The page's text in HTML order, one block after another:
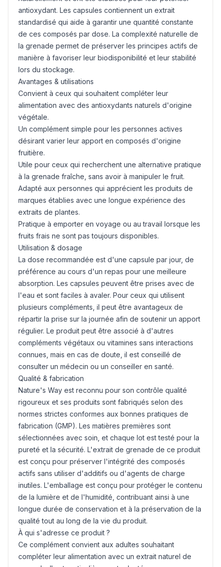
antioxydant. Les capsules contiennent un extrait
standardisé qui aide à garantir une quantité constante
de ces composés par dose. La complexité naturelle de
la grenade permet de préserver les principes actifs de
manière à favoriser leur biodisponibilité et leur stabilité
lors du stockage.
Avantages & utilisations
Convient à ceux qui souhaitent compléter leur
alimentation avec des antioxydants naturels d'origine
végétale.
Un complément simple pour les personnes actives
désirant varier leur apport en composés d'origine
fruitière.
Utile pour ceux qui recherchent une alternative pratique
à la grenade fraîche, sans avoir à manipuler le fruit.
Adapté aux personnes qui apprécient les produits de
marques établies avec une longue expérience des
extraits de plantes.
Pratique à emporter en voyage ou au travail lorsque les
fruits frais ne sont pas toujours disponibles.
Utilisation & dosage
La dose recommandée est d'une capsule par jour, de
préférence au cours d'un repas pour une meilleure
absorption. Les capsules peuvent être prises avec de
l'eau et sont faciles à avaler. Pour ceux qui utilisent
plusieurs compléments, il peut être avantageux de
répartir la prise sur la journée afin de soutenir un apport
régulier. Le produit peut être associé à d'autres
compléments végétaux ou vitamines sans interactions
connues, mais en cas de doute, il est conseillé de
consulter un médecin ou un conseiller en santé.
Qualité & fabrication
Nature's Way est reconnu pour son contrôle qualité
rigoureux et ses produits sont fabriqués selon des
normes strictes conformes aux bonnes pratiques de
fabrication (GMP). Les matières premières sont
sélectionnées avec soin, et chaque lot est testé pour la
pureté et la sécurité. L'extrait de grenade de ce produit
est conçu pour préserver l'intégrité des composés
actifs sans utiliser d'additifs ou d'agents de charge
inutiles. L'emballage est conçu pour protéger le contenu
de la lumière et de l'humidité, contribuant ainsi à une
longue durée de conservation et à la préservation de la
qualité tout au long de la vie du produit.
À qui s'adresse ce produit ?
Ce complément convient aux adultes souhaitant
compléter leur alimentation avec un extrait naturel de